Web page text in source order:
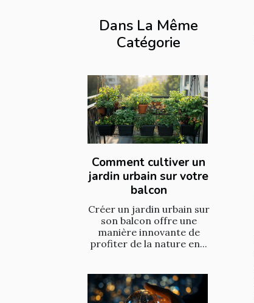
Dans La Même
Catégorie
Comment cultiver un
jardin urbain sur votre
balcon
Créer un jardin urbain sur
son balcon offre une
manière innovante de
profiter de la nature en...